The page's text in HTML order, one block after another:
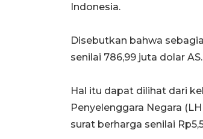
Indonesia.
Disebutkan bahwa
senilai 786,99 juta dolar AS.
Hal itu dapat dilihat dari
Penyelenggara Negara
surat berharga senilai